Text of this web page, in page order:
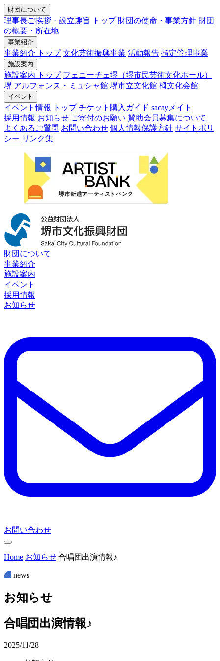
財団について
理事長ご挨拶・設立趣旨 トップ 財団の使命・事業方針 財団
の概要・所在地
事業紹介
事業紹介 トップ 文化芸術振興事業 活動報告 指定管理事業
施設案内
施設案内 トップ フェニーチェ堺（堺市民芸術文化ホール）
堺 アルフォンス・ミュシャ館 堺市立文化館 栂文化会館
イベント
イベント情報 トップ チケット購入ガイド sacayメイト
採用情報 お知らせ ご寄付のお願い 賛助会員募集について
よくあるご質問 お問い合わせ 個人情報保護方針 サイトポリ
シー リンク集
財団について
事業紹介
施設案内
イベント
採用情報
お知らせ
お問い合わせ
Home お知らせ 合唱団出演情報♪
news
お知らせ
合唱団出演情報♪
2025/11/28